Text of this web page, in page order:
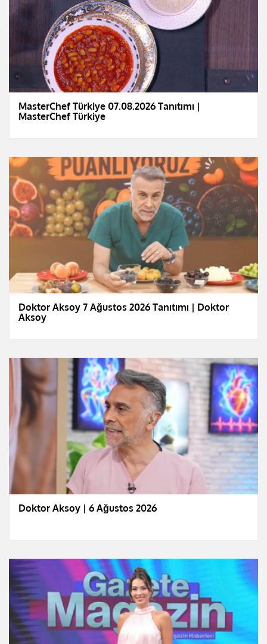
MasterChef Türkiye 07.08.2026 Tanıtımı |
MasterChef Türkiye
Doktor Aksoy 7 Ağustos 2026 Tanıtımı | Doktor
Aksoy
Doktor Aksoy | 6 Ağustos 2026